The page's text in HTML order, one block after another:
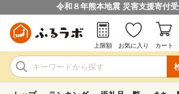
令和８年熊本地震 災害支援寄付
上限額 お気に入り カート